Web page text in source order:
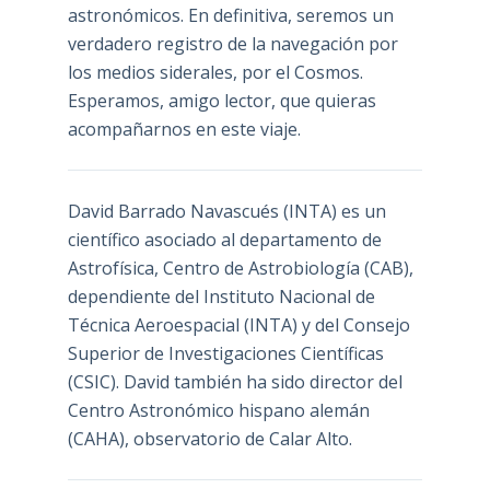
astronómicos. En definitiva, seremos un
verdadero registro de la navegación por
los medios siderales, por el Cosmos.
Esperamos, amigo lector, que quieras
acompañarnos en este viaje.
David Barrado Navascués (INTA) es un
científico asociado al departamento de
Astrofísica, Centro de Astrobiología (CAB),
dependiente del Instituto Nacional de
Técnica Aeroespacial (INTA) y del Consejo
Superior de Investigaciones Científicas
(CSIC). David también ha sido director del
Centro Astronómico hispano alemán
(CAHA), observatorio de Calar Alto.